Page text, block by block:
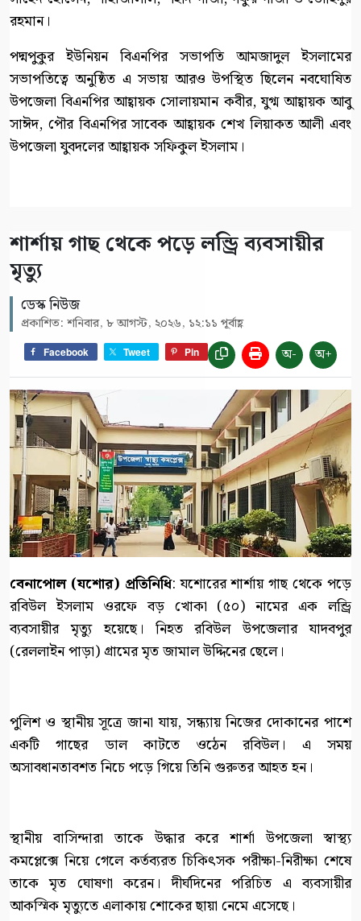
রহমান।
পদ্মপুকুর ইউনিয়ন বিএনপির সভাপতি আমজাদুল ইসলামের
সভাপতিত্বে অনুষ্ঠিত এ সভায় আরও উপস্থিত ছিলেন নবঘোষিত
উপজেলা বিএনপির আহ্বায়ক সোলায়মান কবীর, যুগ্ম আহ্বায়ক আবু
সাঈদ, পৌর বিএনপির সাবেক আহ্বায়ক শেখ লিয়াকত আলী এবং
উপজেলা যুবদলের আহ্বায়ক সফিকুল ইসলাম।
শার্শায় গাছ থেকে পড়ে লন্ড্রি ব্যবসায়ীর
মৃত্যু
ডেস্ক নিউজ
প্রকাশিত: শনিবার, ৮ আগস্ট, ২০২৬, ১২:১১ পূর্বাহ্ণ
Facebook Tweet Pin অ- অ+
বেনাপোল (যশোর) প্রতিনিধি: যশোরের শার্শায় গাছ থেকে পড়ে
রবিউল ইসলাম ওরফে বড় খোকা (৫০) নামের এক লন্ড্রি
ব্যবসায়ীর মৃত্যু হয়েছে। নিহত রবিউল উপজেলার যাদবপুর
(রেললাইন পাড়া) গ্রামের মৃত জামাল উদ্দিনের ছেলে।
পুলিশ ও স্থানীয় সূত্রে জানা যায়, সন্ধ্যায় নিজের দোকানের পাশে
একটি গাছের ডাল কাটতে ওঠেন রবিউল। এ সময়
অসাবধানতাবশত নিচে পড়ে গিয়ে তিনি গুরুতর আহত হন।
স্থানীয় বাসিন্দারা তাকে উদ্ধার করে শার্শা উপজেলা স্বাস্থ্য
কমপ্লেক্সে নিয়ে গেলে কর্তব্যরত চিকিৎসক পরীক্ষা-নিরীক্ষা শেষে
তাকে মৃত ঘোষণা করেন। দীর্ঘদিনের পরিচিত এ ব্যবসায়ীর
আকস্মিক মৃত্যুতে এলাকায় শোকের ছায়া নেমে এসেছে।